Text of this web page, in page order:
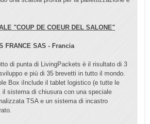
"COUP DE COEUR DEL SALONE"
FRANCE SAS - Francia
di punta di LivingPackets è il risultato di 3
e più di 35 brevetti in tutto il mondo.
Box iInclude il tablet logistico (e tutte le
il sistema di chiusura con una speciale
TSA e un sistema di incastro